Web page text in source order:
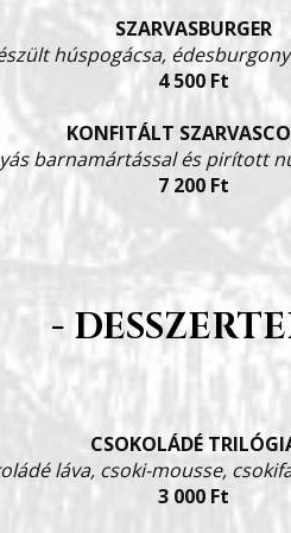
SZARVASBURGER
húspogácsa,
4 500 Ft
KONFITÁLT
barnamártással és pirított
7 200 Ft
-
CSOKOLÁDÉ
láva, csoki-mousse,
3 000 Ft